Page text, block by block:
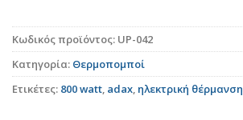
Κωδικός προϊόντος: UP-042
Κατηγορία: Θερμοπομποί
Ετικέτες: 800 watt, adax, ηλεκτρική θέρμανση